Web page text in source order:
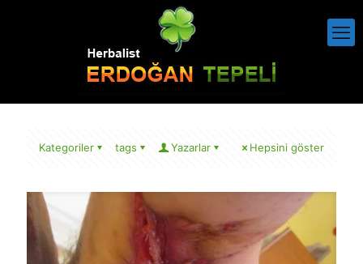
Kategoriler tags Yazarlar Hepsini göster